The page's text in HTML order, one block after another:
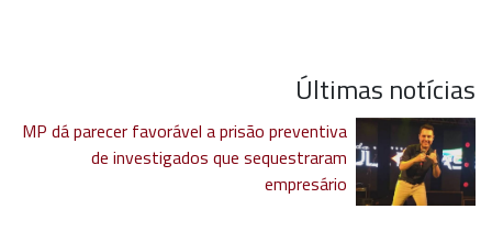
Últimas notícias
MP dá parecer favorável a prisão preventiva
de investigados que sequestraram
empresário